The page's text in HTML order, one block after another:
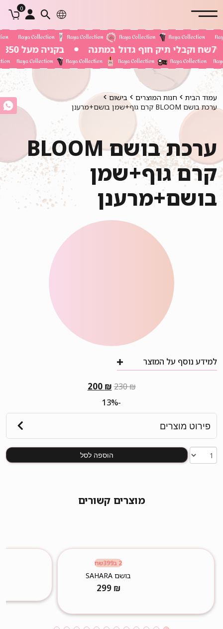
0
בקניה מעל 350 שח משלוח חינם
עמוד הבית חנות המוצרים
בישום
ערכת בושם BLOOM קרם גוף+שמן בושם+מרענן
ערכת בושם BLOOM
קרם גוף+שמן
בושם+מרענן
למידע נוסף על המוצר
230₪
המחיר
היה:
200 ₪
-13%
פירוט מוצרים
הוספה לסל
מוצרים קשורים
2 ב399שח
בושם SAHARA
299 ₪